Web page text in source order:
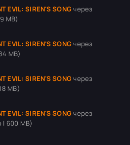
EVIL: SIREN'S SONG через
MB)
EVIL: SIREN'S SONG через
MB)
EVIL: SIREN'S SONG через
MB)
EVIL: SIREN'S SONG через
| 600 MB)